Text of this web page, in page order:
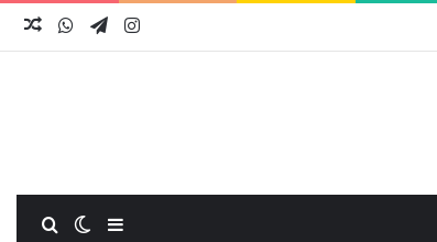
اینستاگرام
تلگرام واتس
سایدبارتغییر